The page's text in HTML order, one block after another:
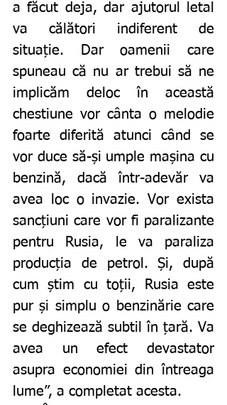
a făcut deja, dar ajutorul letal
va călători indiferent de
situație. Dar oamenii care
spuneau că nu ar trebui să ne
implicăm deloc în această
chestiune vor cânta o melodie
foarte diferită atunci când se
vor duce să-și umple mașina cu
benzină, dacă într-adevăr va
avea loc o invazie. Vor exista
sancțiuni care vor fi paralizante
pentru Rusia, le va paraliza
producția de petrol. Și, după
cum știm cu toții, Rusia este
pur și simplu o benzinărie care
se deghizează subtil în țară. Va
avea un efect devastator
asupra economiei din întreaga
lume”, a completat acesta.